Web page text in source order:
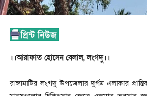
।।আরাফাত হোসেন বেলাল, লংগদু।।
রাঙ্গামাটির লংগদু উপজেলার দুর্গম এলাকার